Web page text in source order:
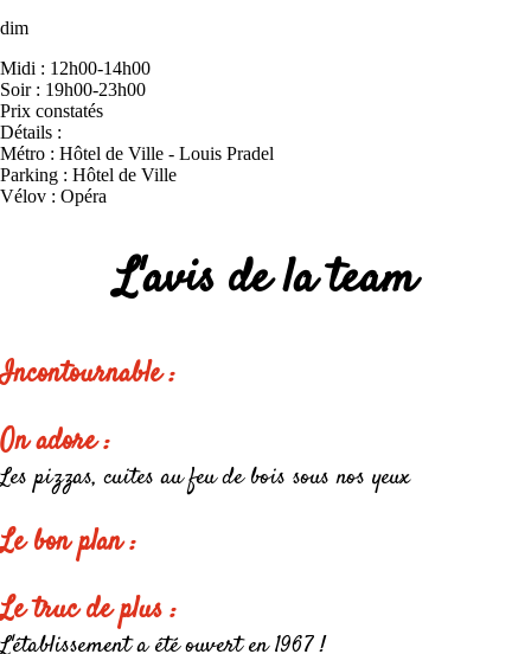
dim
Midi : 12h00-14h00
Soir : 19h00-23h00
Prix constatés
Détails :
Métro : Hôtel de Ville - Louis Pradel
Parking : Hôtel de Ville
Vélov : Opéra
L'avis de la team
Incontournable :
On adore :
Les pizzas, cuites au feu de bois sous nos yeux
Le bon plan :
Le truc de plus :
L'établissement a été ouvert en 1967 !